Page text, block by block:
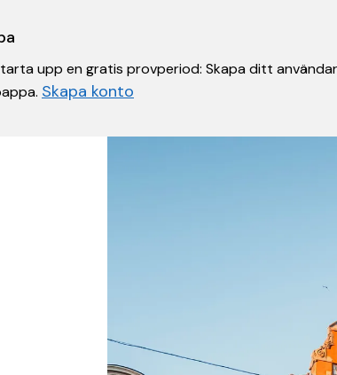
upp en gratis provperiod: Skapa ditt
Skapa konto